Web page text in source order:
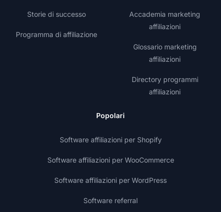
Storie di successo
Programma di affiliazione
Accademia marketing
affiliazioni
Glossario marketing
affiliazioni
Directory programmi
affiliazioni
Popolari
Software affiliazioni per Shopify
Software affiliazioni per WooCommerce
Software affiliazioni per WordPress
Software referral